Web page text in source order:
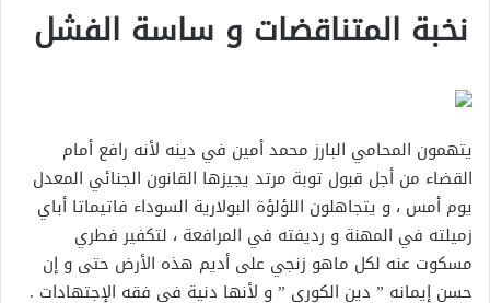
نخبة المتناقضات و ساسة الفشل
يتهمون المحامي البارز محمد أمين في دينه لأنه رافع أمام
القضاء من أجل قبول توبة مرتد يجيزها القانون الجنائي المعدل
يوم أمس ، و يتجاهلون اللؤلؤة البولارية السوداء فاتيماتا أباي
زميلته في المهنة و رديفته في المرافعة ، لتكفير فطري
مسكوت عنه لكل ماهو زنجي على أديم هذه الأرض حتى و إن
حسن إيمانه ” دين الكوري ” و لأنها دنية في فقه الإجتهادات .